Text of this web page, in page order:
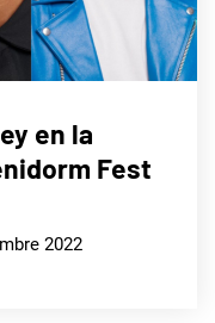
en la
Fest
2022